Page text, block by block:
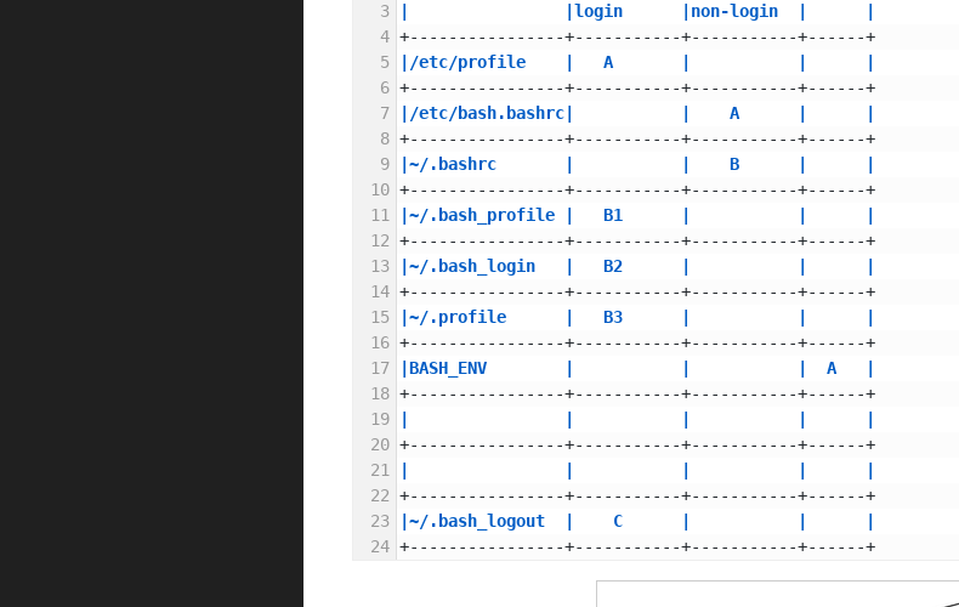
|                |login      |non-login  |      |
+----------------+-----------+-----------+------+
|/etc/profile    |   A       |           |      |
+----------------+-----------+-----------+------+
|/etc/bash.bashrc|           |    A      |      |
+----------------+-----------+-----------+------+
|~/.bashrc       |           |    B      |      |
+----------------+-----------+-----------+------+
|~/.bash_profile |   B1      |           |      |
+----------------+-----------+-----------+------+
|~/.bash_login   |   B2      |           |      |
+----------------+-----------+-----------+------+
|~/.profile      |   B3      |           |      |
+----------------+-----------+-----------+------+
|BASH_ENV        |           |           |  A   |
+----------------+-----------+-----------+------+
+----------------+-----------+-----------+------+
+----------------+-----------+-----------+------+
|~/.bash_logout  |    C      |           |      |
+----------------+-----------+-----------+------+